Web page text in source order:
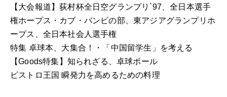
スターVOL.1
【大会報道】荻村杯全日空グランプリ`97、全日本選手
権ホープス・カブ・バンビの部、東アジアグランプリホ
ープス、全日本社会人選手権
特集 卓球本、大集合！・「中国留学生」を考える
【Goods特集】知られざる、卓球ボール